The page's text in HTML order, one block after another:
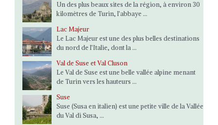
Un des plus beaux sites de la région, à environ 30
kilomètres de Turin, l’abbaye ...
Lac Majeur
Le Lac Majeur est une des plus belles destinations
du nord de l’Italie, dont la ...
Val de Suse et Val Cluson
Le Val de Suse est une belle vallée alpine menant
de Turin vers les hauteurs ...
Suse
Suse (Susa en italien) est une petite ville de la Vallée
du Val di Susa, ...